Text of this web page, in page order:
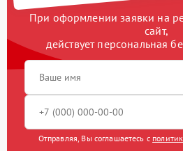
При оформлении заявки на
сайт,
действует персональная
Отправляя, Вы соглашаетесь с